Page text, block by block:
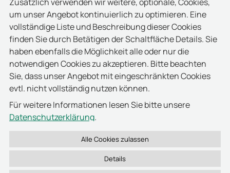
Die Mitarbeiter vertrauen darauf, dass ihr
monatlicher Etat für Unterhalt, Fahrzeuge, IT-
Bereich, Mieten, Bürobedarf und auch alle
sonstigen Einsatzkosten zu 100 % aus Spenden
finanziert wird.
deister electronic hat hier bereits mehrfach durch
Geld- und Sachspenden wertvolle Unterstützung
geleistet.
www.iam-mission.de
um unser Angebot kontinuierlich zu optimieren. Eine
vollständige Liste und Beschreibung dieser Cookies
finden Sie durch Betätigen der Schaltfläche Details. Sie
haben ebenfalls die Möglichkeit alle oder nur die
notwendigen Cookies zu akzeptieren. Bitte beachten
Sie, dass unser Angebot mit eingeschränkten Cookies
evtl. nicht vollständig nutzen können.
Für weitere Informationen lesen Sie bitte unsere
Datenschutzerklärung.
Details